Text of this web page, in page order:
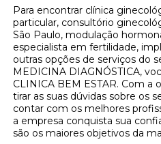
Para encontrar clínica
particular, consultório
São Paulo, modulação
especialista em fertilidade,
outras opções de serviços do
MEDICINA DIAGNÓSTICA,
CLINICA BEM ESTAR. Com a
tirar as suas dúvidas sobre os
contar com os melhores
a empresa conquista sua
são os maiores objetivos da